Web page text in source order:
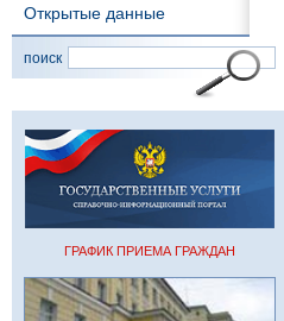
Открытые данные
поиск
ГРАФИК ПРИЕМА ГРАЖДАН